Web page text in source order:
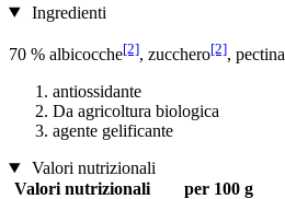
Ingredienti
70 % albicocche[2], zucchero[2], pectina
antiossidante
Da agricoltura biologica
agente gelificante
Valori nutrizionali
Valori nutrizionali
per 100 g